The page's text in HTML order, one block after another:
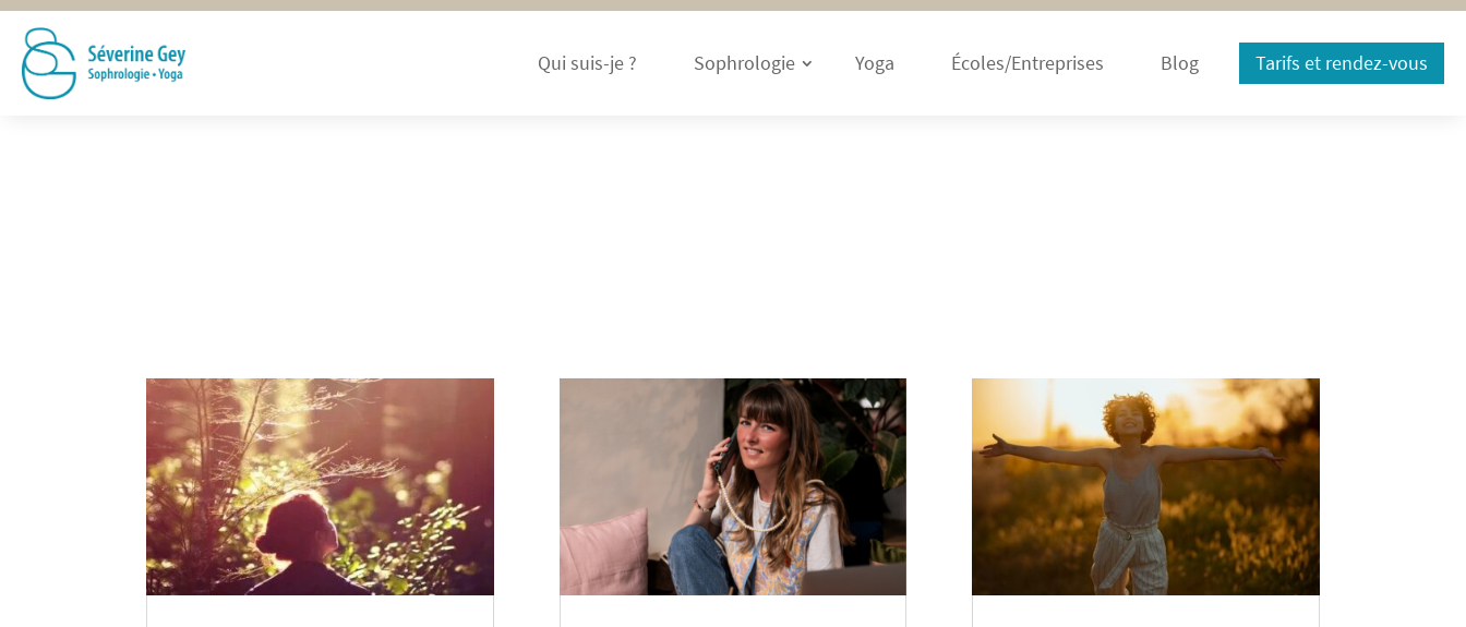
Qui suis-je ? Sophrologie Yoga Écoles/Entreprises Blog Tarifs et rendez-vous